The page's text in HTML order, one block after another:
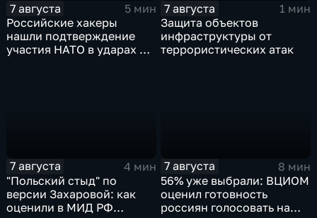
7 августа
5 мин
Российские хакеры
нашли подтверждение
участия НАТО в ударах по
7 августа
1 мин
Защита объектов
инфраструктуры от
террористических атак
7 августа
4 мин
"Польский стыд" по
версии Захаровой: как
оценили в МИД РФ
7 августа
8 мин
56% уже выбрали: ВЦИОМ
оценил готовность
россиян голосовать на